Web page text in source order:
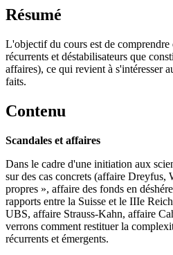
Résumé
L'objectif du cours est de comprendre
récurrents et déstabilisateurs que
affaires), ce qui revient à s'intéresser
faits.
Contenu
Scandales et affaires
Dans le cadre d'une initiation aux
sur des cas concrets (affaire Dreyfus,
propres », affaire des fonds en
rapports entre la Suisse et le IIIe
UBS, affaire Strauss-Kahn, affaire
verrons comment restituer la
récurrents et émergents.